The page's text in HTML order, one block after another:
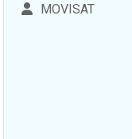
MOVISAT